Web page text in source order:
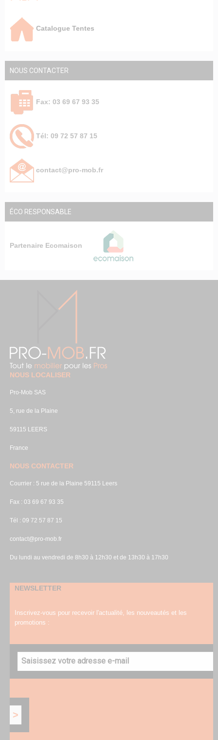
Catalogue Tentes
NOUS CONTACTER
Fax: 03 69 67 93 35
Tél: 09 72 57 87 15
contact@pro-mob.fr
ÉCO RESPONSABLE
Partenaire Ecomaison
NOUS LOCALISER
Pro-Mob SAS
5, rue de la Plaine
59115 LEERS
France
NOUS CONTACTER
Courrier : 5 rue de la Plaine 59115 Leers
Fax : 03 69 67 93 35
Tél : 09 72 57 87 15
contact@pro-mob.fr
Du lundi au vendredi de 8h30 à 12h30 et de 13h30 à 17h30
NEWSLETTER
Inscrivez-vous pour recevoir l'actualité, les nouveautés et les
promotions :